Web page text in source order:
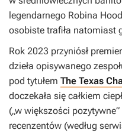
legendarnego Robina
osobiste trafiła natomiast
Rok 2023 przyniósł
dzieła opisywanego
pod tytułem The Texas
doczekała się całkiem
(„w większości
recenzentów (według